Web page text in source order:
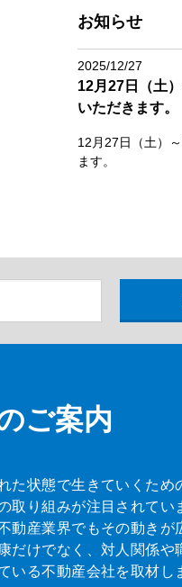
お知らせ
2025/12/27
12月27日（土
いただきます。
12月27日（土）
ます。
ご案内
た状態で生きていくため
取り組みが注目されてい
動産業界でもその動きが
だけでなく、対人関係や
いる不動産会社を取材し